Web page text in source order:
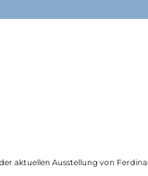
aktuellen Ausstellung von